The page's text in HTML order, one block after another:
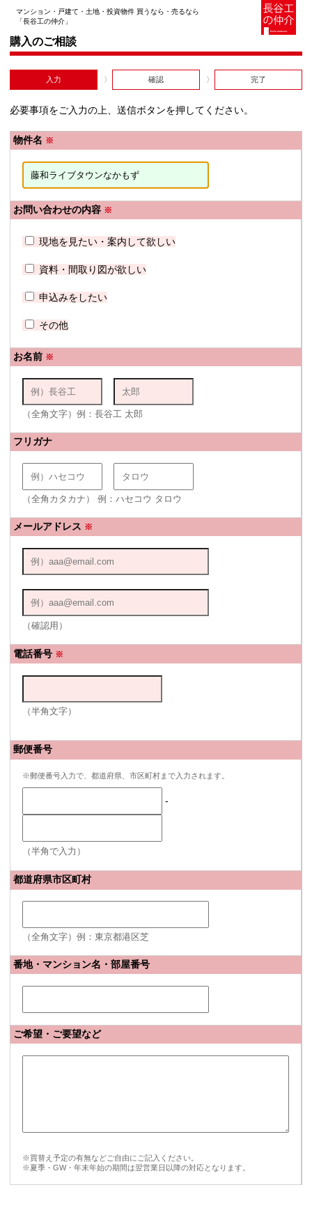
マンション・戸建て・土地・投資物件 買うなら・売るなら
「長谷工の仲介」
購入のご相談
入力 確認 完了
必要事項をご入力の上、送信ボタンを押してください。
物件名 ※
お問い合わせの内容 ※
現地を見たい・案内して欲しい
資料・間取り図が欲しい
申込みをしたい
その他
お名前 ※
（全角文字）例：長谷工 太郎
フリガナ
（全角カタカナ） 例：ハセコウ タロウ
メールアドレス ※
（確認用）
電話番号 ※
（半角文字）
郵便番号
※郵便番号入力で、都道府県、市区町村まで入力されます。
-
（半角で入力）
都道府県市区町村
（全角文字）例：東京都港区芝
番地・マンション名・部屋番号
ご希望・ご要望など
※買替え予定の有無などご自由にご記入ください。
※夏季・GW・年末年始の期間は翌営業日以降の対応となります。